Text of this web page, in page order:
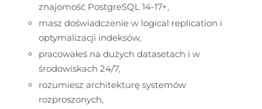
znajomość PostgreSQL 14-17+,
masz doświadczenie w logical replication i
optymalizacji indeksów,
pracowałeś na dużych datasetach i w
środowiskach 24/7,
rozumiesz architekturę systemów
rozproszonych,